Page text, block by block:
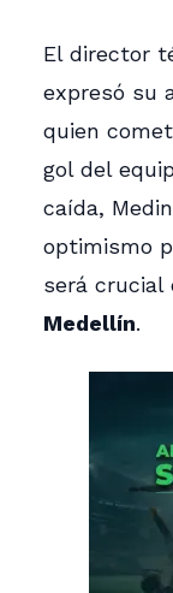
El director
expresó su
quien
gol del
caída,
optimismo
será crucial
Medellín.